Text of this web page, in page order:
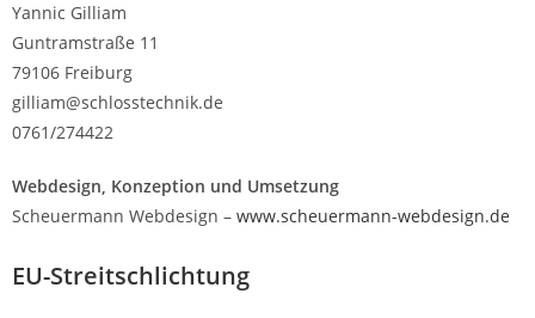
Yannic Gilliam
Guntramstraße 11
79106 Freiburg
gilliam@schlosstechnik.de
0761/274422
Webdesign, Konzeption und Umsetzung
Scheuermann Webdesign – www.scheuermann-webdesign.de
EU-Streitschlichtung